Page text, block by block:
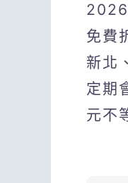
2026
免費
新北
定期
元不